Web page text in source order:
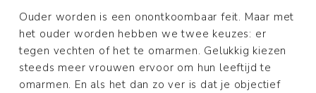
Ouder worden is een onontkoombaar feit. Maar met
het ouder worden hebben we twee keuzes: er
tegen vechten of het te omarmen. Gelukkig kiezen
steeds meer vrouwen ervoor om hun leeftijd te
omarmen. En als het dan zo ver is dat je objectief